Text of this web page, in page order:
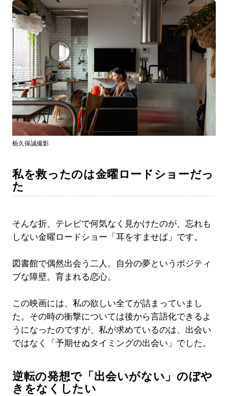
栃久保誠撮影
私を救ったのは金曜ロードショーだっ
た
そんな折、テレビで何気なく見かけたのが、忘れも
しない金曜ロードショー「耳をすませば」です。
図書館で偶然出会う二人。自分の夢というポジティ
ブな障壁。育まれる恋心。
この映画には、私の欲しい全てが詰まっていまし
た。その時の衝撃については後から言語化できるよ
うになったのですが、私が求めているのは、出会い
ではなく「予期せぬタイミングの出会い」でした。
逆転の発想で「出会いがない」のぼや
きをなくしたい